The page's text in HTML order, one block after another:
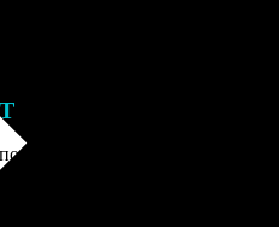
заказа к печати
могут связаться с Вами
телефону или email для
деталей.